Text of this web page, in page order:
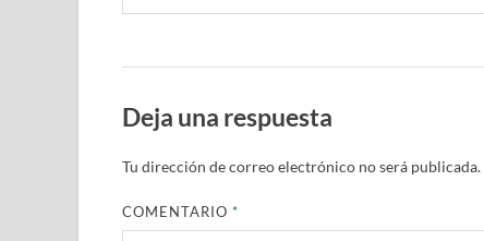
Deja una respuesta
Tu dirección de correo electrónico no será publicada.
COMENTARIO*